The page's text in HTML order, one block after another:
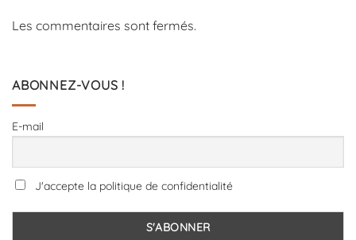
Les commentaires sont fermés.
ABONNEZ-VOUS !
E-mail
J'accepte la politique de confidentialité